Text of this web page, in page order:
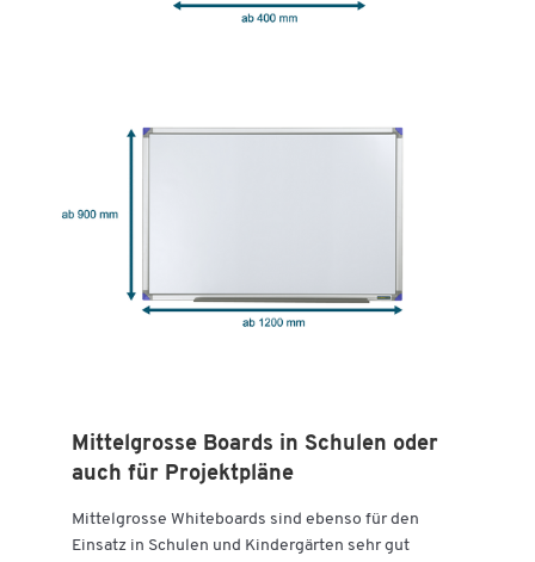
Mittelgrosse Boards in Schulen oder
auch für Projektpläne
Mittelgrosse Whiteboards sind ebenso für den
Einsatz in Schulen und Kindergärten sehr gut